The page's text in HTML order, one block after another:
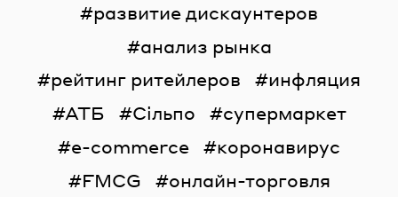
развитие дискаунтеров
анализ рынка
рейтинг ритейлеров
инфляция
АТБ
Сільпо
супермаркет
e-commerce
коронавирус
FMCG
онлайн-торговля